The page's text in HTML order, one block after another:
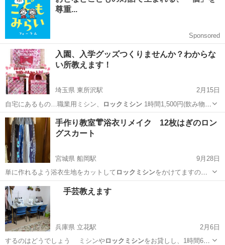
入園、入学グッズつくりませんか？わからな
い所教えます！
埼玉県 東所沢駅
2月15日
自宅にあるもの…職業用ミシン、
ロックミシン1時間1,500円(飲み物付
き)…
埼玉 所沢市 東所沢駅 洋裁 ロックミシン
手作り教室👘浴衣リメイク 12枚はぎのロン
グスカート
宮城県 船岡駅
9月28日
単に作れるよう浴衣生地をカットして ロックミシンをかけてますの
で、ミシン初心者の方…
宮城 柴田郡 船岡駅 洋裁
手芸教えます
兵庫県 立花駅
2月6日
するのはどうでしょう ミシンやロックミシンをお貸しし、1時間600